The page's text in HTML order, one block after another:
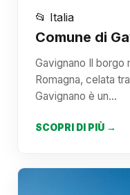
📂 Italia
Comune di
Gavignano Il borgo
Romagna, celata
Gavignano è un…
SCOPRI DI PIÙ →